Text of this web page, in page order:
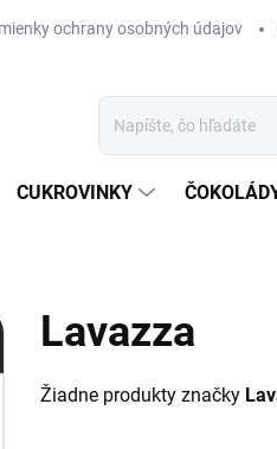
ochrany osobných údajov
CUKROVINKY
Lavazza
Žiadne produkty značky